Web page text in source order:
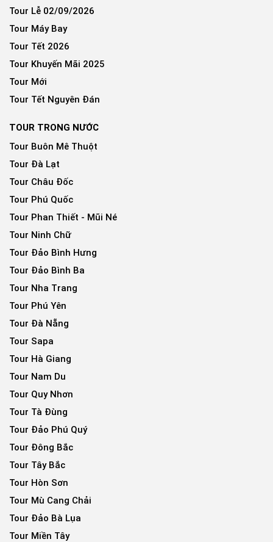
Tour Lễ 02/09/2026
Tour Máy Bay
Tour Tết 2026
Tour Khuyến Mãi 2025
Tour Mới
Tour Tết Nguyên Đán
TOUR TRONG NƯỚC
Tour Buôn Mê Thuột
Tour Đà Lạt
Tour Châu Đốc
Tour Phú Quốc
Tour Phan Thiết - Mũi Né
Tour Ninh Chữ
Tour Đảo Bình Hưng
Tour Đảo Bình Ba
Tour Nha Trang
Tour Phú Yên
Tour Đà Nẵng
Tour Sapa
Tour Hà Giang
Tour Nam Du
Tour Quy Nhơn
Tour Tà Đùng
Tour Đảo Phú Quý
Tour Đông Bắc
Tour Tây Bắc
Tour Hòn Sơn
Tour Mù Cang Chải
Tour Đảo Bà Lụa
Tour Miền Tây